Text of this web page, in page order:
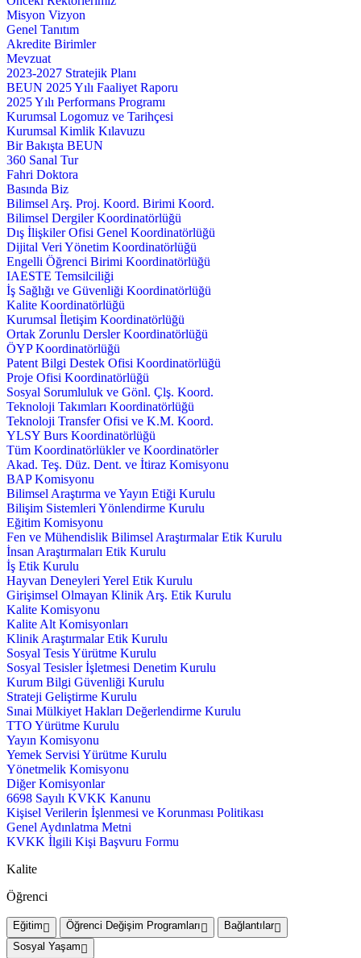
Misyon Vizyon
Genel Tanıtım
Akredite Birimler
Mevzuat
2023-2027 Stratejik Planı
BEUN 2025 Yılı Faaliyet Raporu
2025 Yılı Performans Programı
Kurumsal Logomuz ve Tarihçesi
Kurumsal Kimlik Kılavuzu
Bir Bakışta BEUN
360 Sanal Tur
Fahri Doktora
Basında Biz
Bilimsel Arş. Proj. Koord. Birimi Koord.
Bilimsel Dergiler Koordinatörlüğü
Dış İlişkiler Ofisi Genel Koordinatörlüğü
Dijital Veri Yönetim Koordinatörlüğü
Engelli Öğrenci Birimi Koordinatörlüğü
IAESTE Temsilciliği
İş Sağlığı ve Güvenliği Koordinatörlüğü
Kalite Koordinatörlüğü
Kurumsal İletişim Koordinatörlüğü
Ortak Zorunlu Dersler Koordinatörlüğü
ÖYP Koordinatörlüğü
Patent Bilgi Destek Ofisi Koordinatörlüğü
Proje Ofisi Koordinatörlüğü
Sosyal Sorumluluk ve Gönl. Çlş. Koord.
Teknoloji Takımları Koordinatörlüğü
Teknoloji Transfer Ofisi ve K.M. Koord.
YLSY Burs Koordinatörlüğü
Tüm Koordinatörlükler ve Koordinatörler
Akad. Teş. Düz. Dent. ve İtiraz Komisyonu
BAP Komisyonu
Bilimsel Araştırma ve Yayın Etiği Kurulu
Bilişim Sistemleri Yönlendirme Kurulu
Eğitim Komisyonu
Fen ve Mühendislik Bilimsel Araştırmalar Etik Kurulu
İnsan Araştırmaları Etik Kurulu
İş Etik Kurulu
Hayvan Deneyleri Yerel Etik Kurulu
Girişimsel Olmayan Klinik Arş. Etik Kurulu
Kalite Komisyonu
Kalite Alt Komisyonları
Klinik Araştırmalar Etik Kurulu
Sosyal Tesis Yürütme Kurulu
Sosyal Tesisler İşletmesi Denetim Kurulu
Kurum Bilgi Güvenliği Kurulu
Strateji Geliştirme Kurulu
Sınai Mülkiyet Hakları Değerlendirme Kurulu
TTO Yürütme Kurulu
Yayın Komisyonu
Yemek Servisi Yürütme Kurulu
Yönetmelik Komisyonu
Diğer Komisyonlar
6698 Sayılı KVKK Kanunu
Kişisel Verilerin İşlenmesi ve Korunması Politikası
Genel Aydınlatma Metni
KVKK İlgili Kişi Başvuru Formu
Kalite
Öğrenci
Eğitim Öğrenci Değişim Programları
Bağlantılar
Sosyal Yaşam